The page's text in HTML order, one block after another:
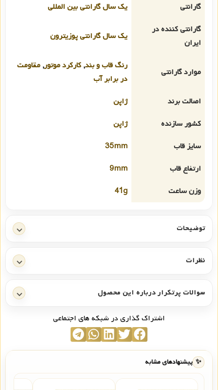
گارانتی
یک سال گارانتی بین المللی
گارانتی کننده در
ایران
یک سال گارانتی پوزیترون
موارد گارانتی
رنگ قاب و بند, کارکرد موتور, مقاومت
در برابر آب
اصالت برند
ژاپن
کشور سازنده
ژاپن
سایز قاب
35mm
ارتفاع قاب
9mm
وزن ساعت
41g
توضیحات
نظرات
سوالات پرتکرار درباره این محصول
اشتراک گذاری در شبکه های اجتماعی
✨ پیشنهادهای مشابه